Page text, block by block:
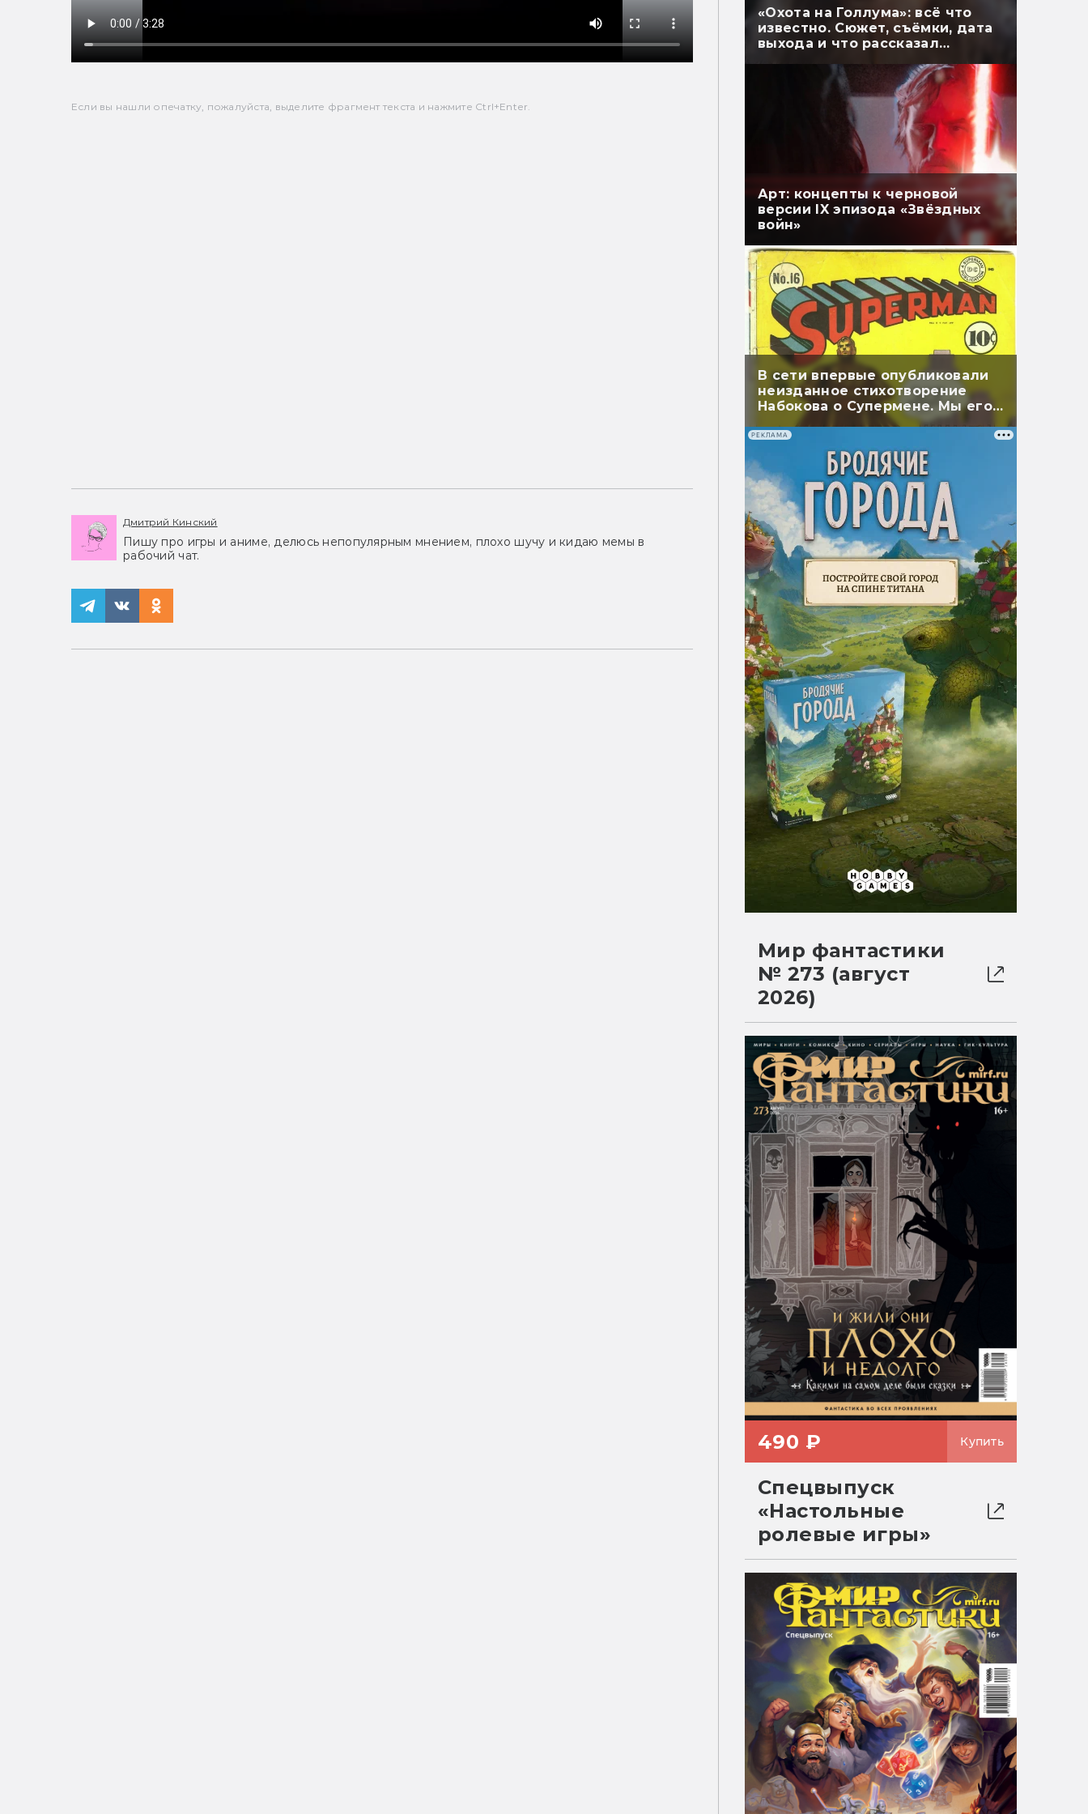
Если вы нашли опечатку, пожалуйста, выделите фрагмент текста и нажмите Ctrl+Enter.
Дмитрий Кинский
Пишу про игры и аниме, делюсь непопулярным мнением, плохо шучу и кидаю мемы в
рабочий чат.
«Охота на Голлума»: всё что
известно. Сюжет, съёмки, дата
выхода и что рассказал
Арт: концепты к черновой
версии IX эпизода «Звёздных
войн»
В сети впервые опубликовали
неизданное стихотворение
Набокова о Супермене. Мы его
перевели
РЕКЛАМА
Мир фантастики
№ 273 (август
2026)
490 ₽ Купить
Спецвыпуск
«Настольные
ролевые игры»